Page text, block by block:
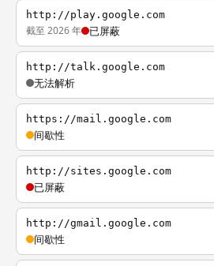
http://play.google.com
截至 2026 年 已屏蔽
http://talk.google.com
无法解析
https://mail.google.com
间歇性
http://sites.google.com
已屏蔽
http://gmail.google.com
间歇性